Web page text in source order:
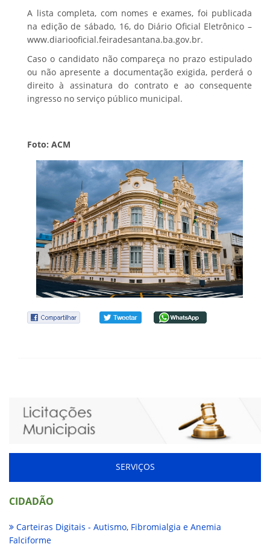
A lista completa, com nomes e exames, foi publicada
na edição de sábado, 16, do Diário Oficial Eletrônico –
www.diariooficial.feiradesantana.ba.gov.br.
Caso o candidato não compareça no prazo estipulado
ou não apresente a documentação exigida, perderá o
direito à assinatura do contrato e ao consequente
ingresso no serviço público municipal.
Foto: ACM
SERVIÇOS
CIDADÃO
Carteiras Digitais - Autismo, Fibromialgia e Anemia
Falciforme